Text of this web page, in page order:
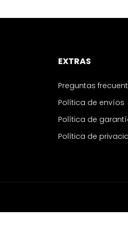
EXTRAS
Preguntas
Política de envíos
Política de
Política de